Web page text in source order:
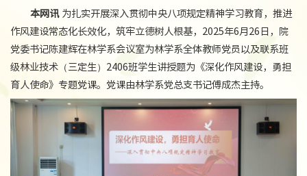
本网讯为扎实开展深入贯彻中央八项规定精神学习教育，推进
作风建设常态化长效化，筑牢立德树人根基，2025年6月26日，院
党委书记陈建辉在林学系会议室为林学系全体教师党员以及联系班
级林业技术（三定生）2406班学生讲授题为《深化作风建设，勇担
育人使命》专题党课。党课由林学系党总支书记傅成杰主持。